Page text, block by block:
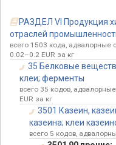
РАЗДЕЛ VI Продукция
отраслей
всего 1503 кода, адвалорные
0.02–0.2 EUR за кг
35 Белковые
клеи; ферменты
всего 35 кодов,
EUR за кг
3501 Казеин,
казеина; клеи
всего 5 кодов,